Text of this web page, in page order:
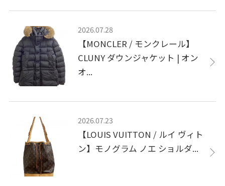
2026.07.28
【MONCLER / モンクレール】
CLUNY ダウンジャケット | オン
オ...
2026.07.23
【LOUIS VUITTON / ルイ ヴィト
ン】モノグラム ノエ ショルダ...